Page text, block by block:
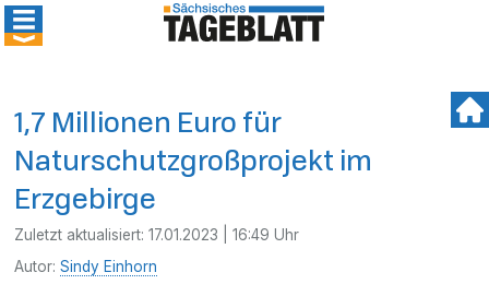
1,7 Millionen Euro für
Naturschutzgroßprojekt im
Erzgebirge
Zuletzt aktualisiert:17.01.2023 | 16:49 Uhr
Autor:Sindy Einhorn